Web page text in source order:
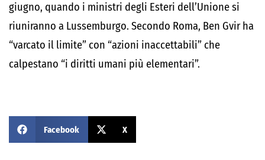
giugno, quando i ministri degli Esteri dell’Unione si
riuniranno a Lussemburgo. Secondo Roma, Ben Gvir ha
“varcato il limite” con “azioni inaccettabili” che
calpestano “i diritti umani più elementari”.
Facebook X